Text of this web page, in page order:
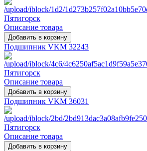
Описание товара
Подшипник VKM 32243
Описание товара
Подшипник VKM 36031
Описание товара